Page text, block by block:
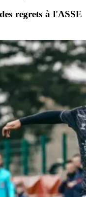
regrets à l'ASSE